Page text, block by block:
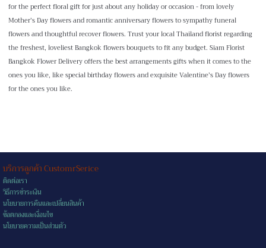
for the perfect floral gift for just about any holiday or occasion - from lovely
Mother’s Day flowers and romantic anniversary flowers to sympathy funeral
flowers and thoughtful recover flowers. Trust your local Thailand florist regarding
the freshest, loveliest Bangkok flowers bouquets to fit any budget. Siam Florist
Bangkok Flower Delivery offers the best arrangements gifts when it comes to the
ones you like, like special birthday flowers and exquisite Valentine’s Day flowers
for the ones you like.
บริการลูกค้า CustomrSerice
ติดต่อเรา
วิธีการชำระเงิน
นโยบายการคืนและเปลี่ยนสินค้า
ข้อตกลงและเงื่อนไข
นโยบายความเป็นส่วนตัว